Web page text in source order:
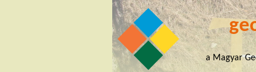
a Magyar